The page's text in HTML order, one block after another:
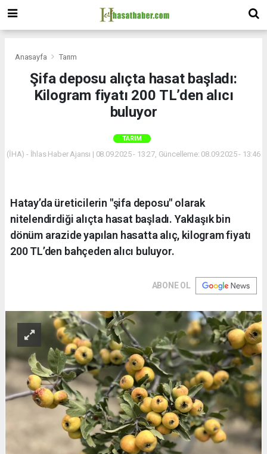
Anasayfa Tarım
Şifa deposu alıçta hasat başladı:
Kilogram fiyatı 200 TL’den alıcı
buluyor
TARIM
(İHA) - İhlas Haber Ajansı | 08.09.2025 - 13:27, Güncelleme: 08.09.2025 - 13:46
Hatay’da üreticilerin "şifa deposu" olarak
nitelendirdiği alıçta hasat başladı. Yaklaşık bin
dönüm arazide yapılan hasatta alıç, kilogram fiyatı
200 TL’den bahçeden alıcı buluyor.
ABONE OL